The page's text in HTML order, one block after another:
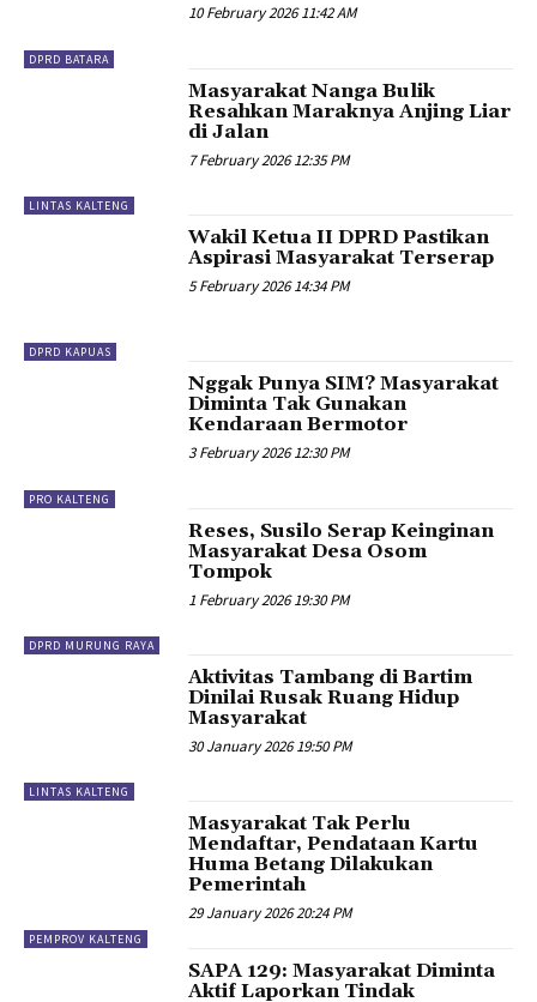
DPRD BATARA
10 February 2026 11:42 AM
LINTAS KALTENG
Masyarakat Nanga Bulik
Resahkan Maraknya Anjing Liar
di Jalan
7 February 2026 12:35 PM
DPRD KAPUAS
Wakil Ketua II DPRD Pastikan
Aspirasi Masyarakat Terserap
5 February 2026 14:34 PM
PRO KALTENG
Nggak Punya SIM? Masyarakat
Diminta Tak Gunakan
Kendaraan Bermotor
3 February 2026 12:30 PM
DPRD MURUNG RAYA
Reses, Susilo Serap Keinginan
Masyarakat Desa Osom
Tompok
1 February 2026 19:30 PM
LINTAS KALTENG
Aktivitas Tambang di Bartim
Dinilai Rusak Ruang Hidup
Masyarakat
30 January 2026 19:50 PM
PEMPROV KALTENG
Masyarakat Tak Perlu
Mendaftar, Pendataan Kartu
Huma Betang Dilakukan
Pemerintah
29 January 2026 20:24 PM
SAPA 129: Masyarakat Diminta
Aktif Laporkan Tindak